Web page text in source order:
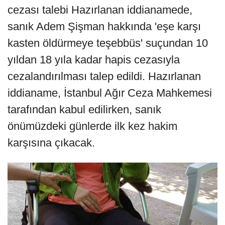
cezası talebi Hazırlanan iddianamede,
sanık Adem Şişman hakkında 'eşe karşı
kasten öldürmeye teşebbüs' suçundan 10
yıldan 18 yıla kadar hapis cezasıyla
cezalandırılması talep edildi. Hazırlanan
iddianame, İstanbul Ağır Ceza Mahkemesi
tarafından kabul edilirken, sanık
önümüzdeki günlerde ilk kez hakim
karşısına çıkacak.